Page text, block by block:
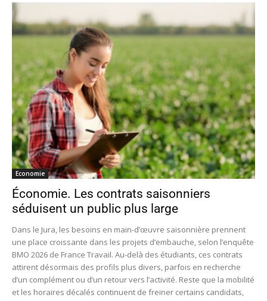
Economie
Économie. Les contrats saisonniers
séduisent un public plus large
Dans le Jura, les besoins en main-d’œuvre saisonnière prennent
une place croissante dans les projets d’embauche, selon l’enquête
BMO 2026 de France Travail. Au-delà des étudiants, ces contrats
attirent désormais des profils plus divers, parfois en recherche
d’un complément ou d’un retour vers l’activité. Reste que la mobilité
et les horaires décalés continuent de freiner certains candidats,